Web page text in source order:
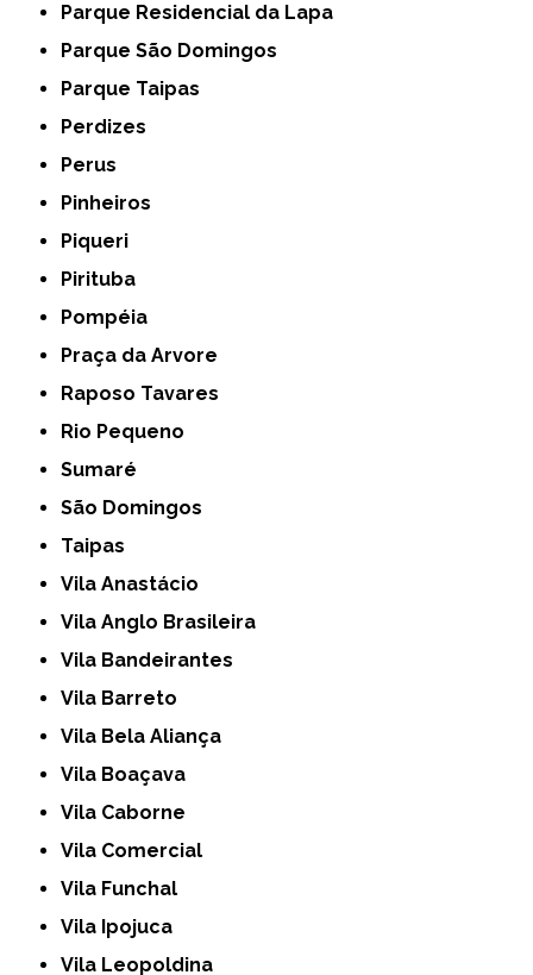
Parque Residencial da Lapa
Parque São Domingos
Parque Taipas
Perdizes
Perus
Pinheiros
Piqueri
Pirituba
Pompéia
Praça da Arvore
Raposo Tavares
Rio Pequeno
Sumaré
São Domingos
Taipas
Vila Anastácio
Vila Anglo Brasileira
Vila Bandeirantes
Vila Barreto
Vila Bela Aliança
Vila Boaçava
Vila Caborne
Vila Comercial
Vila Funchal
Vila Ipojuca
Vila Leopoldina